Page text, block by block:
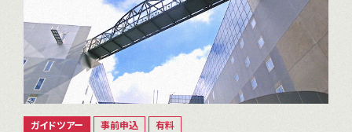
ガイドツアー 事前申込 有料